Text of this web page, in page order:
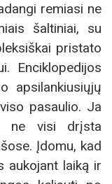
remiasi ne
šaltiniai, su
pristato
Enciklopedijos
apsilankiusiųjų
pasaulio. Ja
ne visi drįsta
Įdomu, kad
aukojant laiką ir